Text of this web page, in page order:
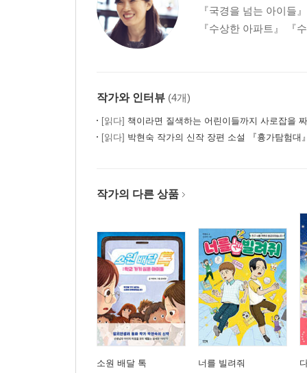
『국경을 넘는 아이들
『수상한 아파트』 『
작가와 인터뷰 (4개)
[읽다] 책이라면 질색하는 어린이들까지 사로잡을
[읽다] 박현숙 작가의 신작 장편 소설 『흉가탐험대
작가의 다른 상품
소원 배달 톡 너를 빌려줘